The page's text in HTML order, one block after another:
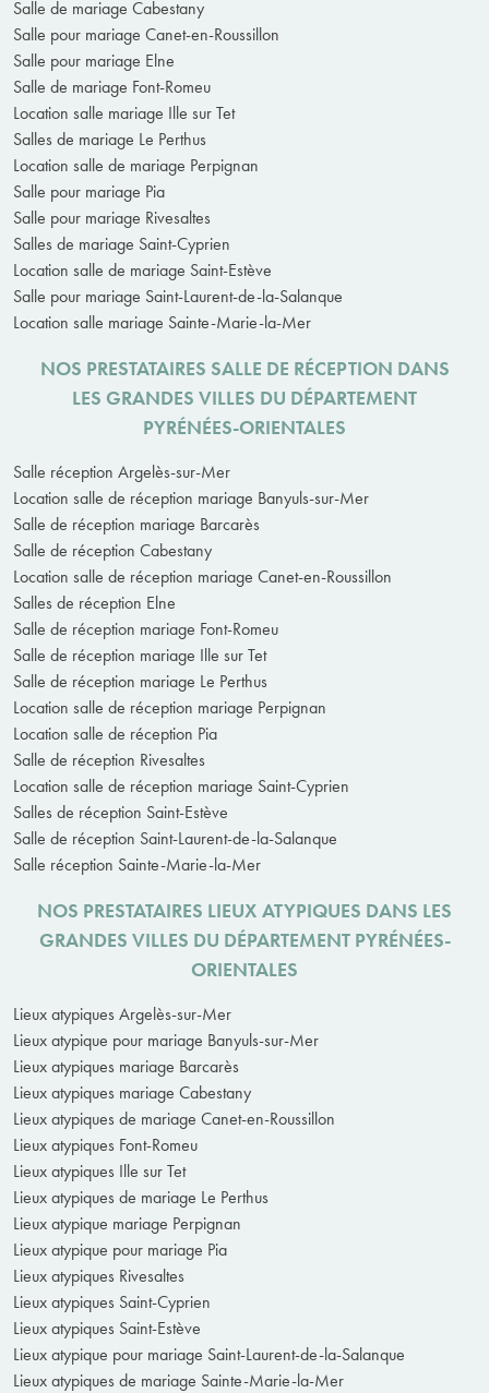
Salle de mariage Cabestany
Salle pour mariage Canet-en-Roussillon
Salle pour mariage Elne
Salle de mariage Font-Romeu
Location salle mariage Ille sur Tet
Salles de mariage Le Perthus
Location salle de mariage Perpignan
Salle pour mariage Pia
Salle pour mariage Rivesaltes
Salles de mariage Saint-Cyprien
Location salle de mariage Saint-Estève
Salle pour mariage Saint-Laurent-de-la-Salanque
Location salle mariage Sainte-Marie-la-Mer
NOS PRESTATAIRES SALLE DE RÉCEPTION DANS
LES GRANDES VILLES DU DÉPARTEMENT
PYRÉNÉES-ORIENTALES
Salle réception Argelès-sur-Mer
Location salle de réception mariage Banyuls-sur-Mer
Salle de réception mariage Barcarès
Salle de réception Cabestany
Location salle de réception mariage Canet-en-Roussillon
Salles de réception Elne
Salle de réception mariage Font-Romeu
Salle de réception mariage Ille sur Tet
Salle de réception mariage Le Perthus
Location salle de réception mariage Perpignan
Location salle de réception Pia
Salle de réception Rivesaltes
Location salle de réception mariage Saint-Cyprien
Salles de réception Saint-Estève
Salle de réception Saint-Laurent-de-la-Salanque
Salle réception Sainte-Marie-la-Mer
NOS PRESTATAIRES LIEUX ATYPIQUES DANS LES
GRANDES VILLES DU DÉPARTEMENT PYRÉNÉES-
ORIENTALES
Lieux atypiques Argelès-sur-Mer
Lieux atypique pour mariage Banyuls-sur-Mer
Lieux atypiques mariage Barcarès
Lieux atypiques mariage Cabestany
Lieux atypiques de mariage Canet-en-Roussillon
Lieux atypiques Font-Romeu
Lieux atypiques Ille sur Tet
Lieux atypiques de mariage Le Perthus
Lieux atypique mariage Perpignan
Lieux atypique pour mariage Pia
Lieux atypiques Rivesaltes
Lieux atypiques Saint-Cyprien
Lieux atypiques Saint-Estève
Lieux atypique pour mariage Saint-Laurent-de-la-Salanque
Lieux atypiques de mariage Sainte-Marie-la-Mer